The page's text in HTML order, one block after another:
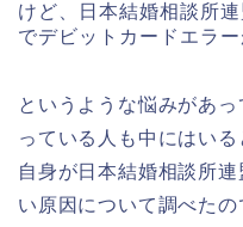
けど、日本結婚相談所
でデビットカードエラ
というような悩みがあ
っている人も中にはい
自身が日本結婚相談所
い原因について調べた